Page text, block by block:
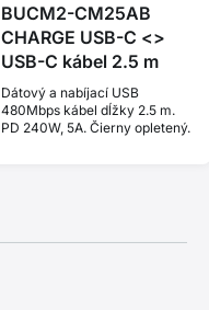
BUCM2-CM25AB
CHARGE USB-C <>
USB-C kábel 2.5 m
Dátový a nabíjací USB
480Mbps kábel dĺžky 2.5 m.
PD 240W, 5A. Čierny opletený.